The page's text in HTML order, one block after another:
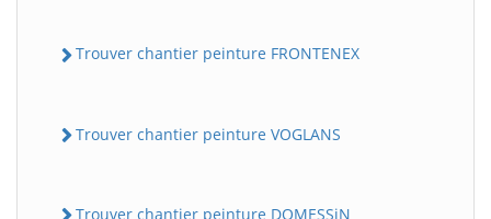
Trouver chantier peinture FRONTENEX
Trouver chantier peinture VOGLANS
Trouver chantier peinture DOMESSiN